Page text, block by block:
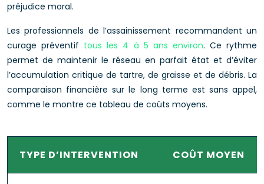
préjudice moral.
Les professionnels de l’assainissement recommandent un
curage préventif tous les 4 à 5 ans environ. Ce rythme
permet de maintenir le réseau en parfait état et d’éviter
l’accumulation critique de tartre, de graisse et de débris. La
comparaison financière sur le long terme est sans appel,
comme le montre ce tableau de coûts moyens.
TYPE D’INTERVENTION COÛT MOYEN